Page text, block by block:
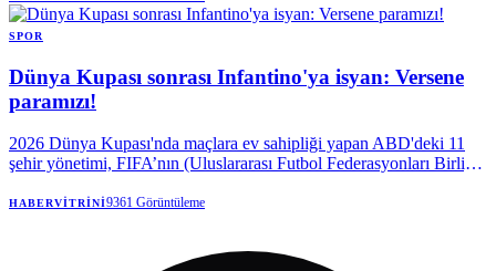
SPOR
Dünya Kupası sonrası Infantino'ya isyan: Versene
paramızı!
2026 Dünya Kupası'nda maçlara ev sahipliği yapan ABD'deki 11
şehir yönetimi, FIFA’nın (Uluslararası Futbol Federasyonları Birliği)
HABERVITRINI9361 Görüntüleme